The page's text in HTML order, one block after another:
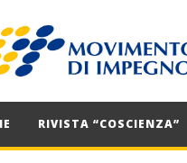
RIVISTA “COSCIENZA”